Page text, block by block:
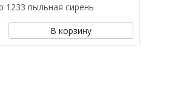
1233 пыльная сирень
В корзину